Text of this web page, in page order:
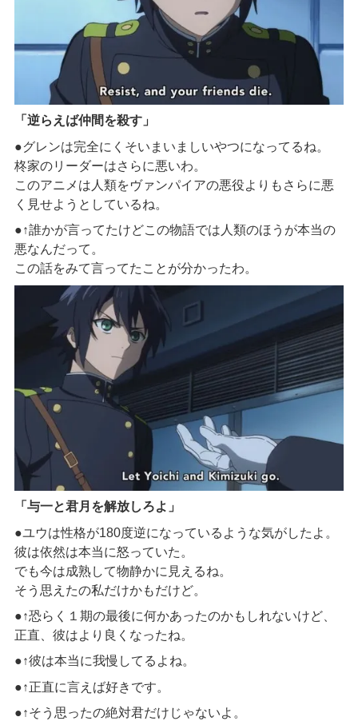
「逆らえば仲間を殺す」
●グレンは完全にくそいまいましいやつになってるね。
柊家のリーダーはさらに悪いわ。
このアニメは人類をヴァンパイアの悪役よりもさらに悪
く見せようとしているね。
●↑誰かが言ってたけどこの物語では人類のほうが本当の
悪なんだって。
この話をみて言ってたことが分かったわ。
「与一と君月を解放しろよ」
●ユウは性格が180度逆になっているような気がしたよ 。
彼は依然は本当に怒っていた。
でも今は成熟して物静かに見え るね。
そう思えたの私だけかもだけど。
●↑恐らく１期の最後に何かあったのかもしれないけど、
正直、彼はより良くなったね。
●↑彼は本当に我慢して るよね。
●↑正直に言えば好きです。
●↑そう思ったの絶対君だけじゃないよ。